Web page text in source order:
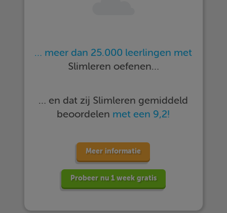
… meer dan 25.000 leerlingen met
Slimleren oefenen…
… en dat zij Slimleren gemiddeld
beoordelen met een 9,2!
Meer informatie
Probeer nu 1 week gratis